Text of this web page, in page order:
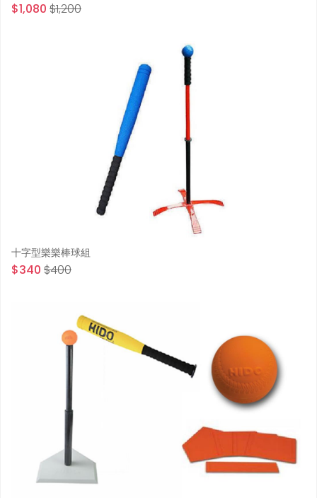
$1,080 $1,200
十字型樂樂棒球組
$340 $400